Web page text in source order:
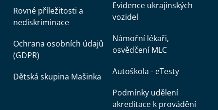
Rovné příležitosti a
nediskriminace
Ochrana osobních údajů
(GDPR)
Dětská skupina Mašinka
Evidence ukrajinských
vozidel
Námořní lékaři,
osvědčení MLC
Autoškola - eTesty
Podmínky udělení
akreditace k provádění